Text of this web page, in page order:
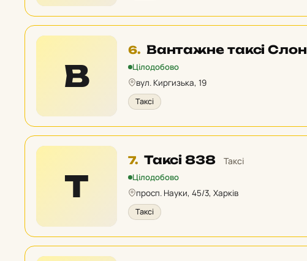
В
6. Місце
6
у
рейтингу:
Вантажне таксі Слон
Цілодобово
вул. Киргизька, 19
Таксі
Т
7. Місце
7
у
рейтингу:
Таксі 838 Таксі
Цілодобово
просп. Науки, 45/3, Харків
Таксі